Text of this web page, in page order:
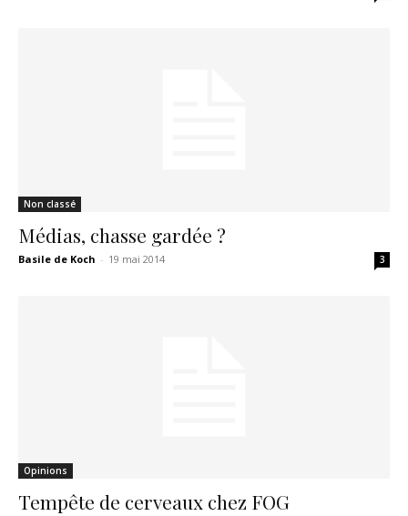
Non classé
Médias, chasse gardée ?
Basile de Koch - 19 mai 2014 3
Opinions
Tempête de cerveaux chez FOG